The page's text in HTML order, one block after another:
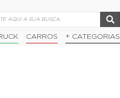
CARROS + CATEGORIAS